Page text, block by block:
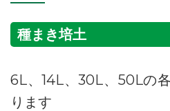
種まき培土
6L、14L、30L、50Lの
ります